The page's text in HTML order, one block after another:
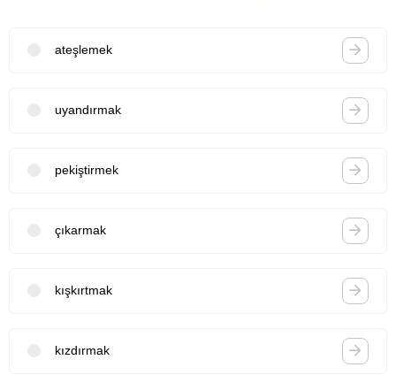
ateşlemek
uyandırmak
pekiştirmek
çıkarmak
kışkırtmak
kızdırmak